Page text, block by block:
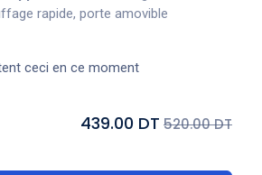
rapide, porte amovible
ceci en ce moment
439.00 DT 520.00 DT